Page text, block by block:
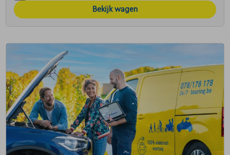
Bekijk wagen